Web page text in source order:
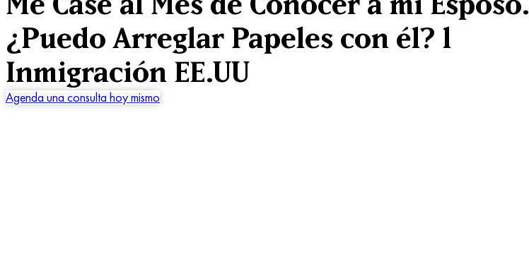
¿Puedo Arreglar Papeles con él? l
Inmigración EE.UU
Agenda una consulta hoy mismo